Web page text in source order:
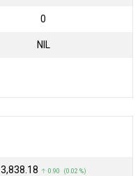
0
NIL
₹3,838.18 ↑ 0.90 (0.02 %)